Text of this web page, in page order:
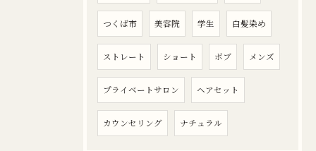
つくば市 美容院 学生 白髪染め
ストレート ショート ボブ メンズ
プライベートサロン ヘアセット
カウンセリング ナチュラル